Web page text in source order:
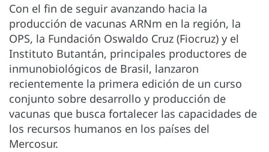
Con el fin de seguir avanzando hacia la
producción de vacunas ARNm en la región, la
OPS, la Fundación Oswaldo Cruz (Fiocruz) y el
Instituto Butantán, principales productores de
inmunobiológicos de Brasil, lanzaron
recientemente la primera edición de un curso
conjunto sobre desarrollo y producción de
vacunas que busca fortalecer las capacidades de
los recursos humanos en los países del
Mercosur.